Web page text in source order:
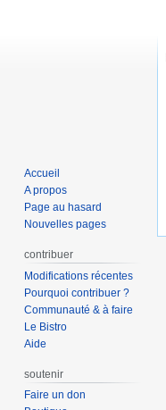
Accueil
A propos
Page au hasard
Nouvelles pages
contribuer
Modifications récentes
Pourquoi contribuer ?
Communauté & à faire
Le Bistro
Aide
soutenir
Faire un don